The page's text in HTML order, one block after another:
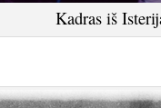
Kadras iš